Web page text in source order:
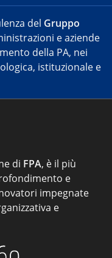
del Gruppo
e aziende
della PA, nei
istituzionale e
di FPA, è il più
e
impegnate
e